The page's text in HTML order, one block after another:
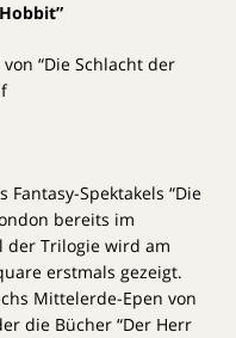
“Die Schlacht der
Spektakels “Die
bereits im
der Trilogie wird am
erstmals gezeigt.
Mittelerde-Epen von
die Bücher “Der Herr